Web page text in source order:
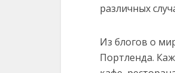
различных
Из блогов о
Портленда.